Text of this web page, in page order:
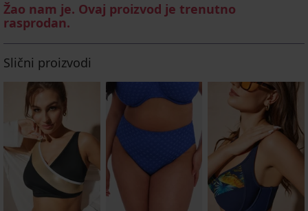
Žao nam je. Ovaj proizvod je trenutno
rasprodan.
Slični proizvodi